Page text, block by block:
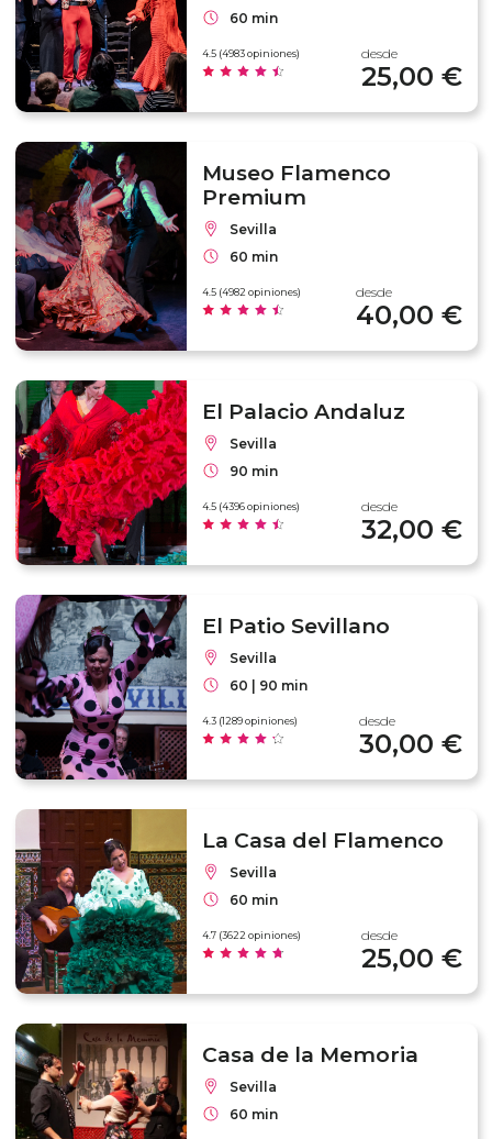
60 min
4.5 (4983 opiniones) desde
25,00 €
Museo Flamenco
Premium
Sevilla
60 min
4.5 (4982 opiniones) desde
40,00 €
El Palacio Andaluz
Sevilla
90 min
4.5 (4396 opiniones) desde
32,00 €
El Patio Sevillano
Sevilla
60 | 90 min
4.3 (1289 opiniones) desde
30,00 €
La Casa del Flamenco
Sevilla
60 min
4.7 (3622 opiniones) desde
25,00 €
Casa de la Memoria
Sevilla
60 min